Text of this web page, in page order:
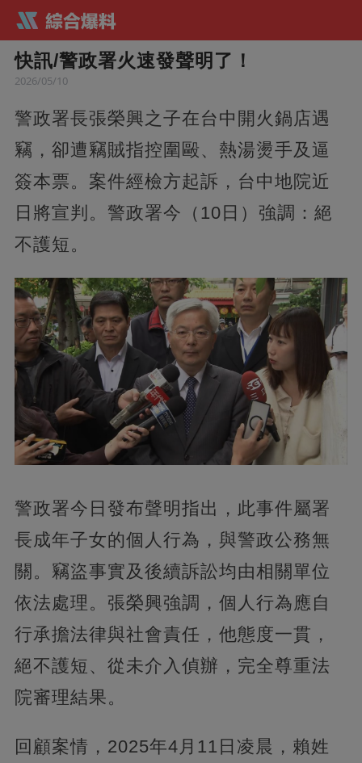
快訊/警政署火速發聲明了！
2026/05/10
警政署長張榮興之子在台中開火鍋店遇
竊，卻遭竊賊指控圍毆、熱湯燙手及逼
簽本票。案件經檢方起訴，台中地院近
日將宣判。警政署今（10日）強調：絕
不護短。
警政署今日發布聲明指出，此事件屬署
長成年子女的個人行為，與警政公務無
關。竊盜事實及後續訴訟均由相關單位
依法處理。張榮興強調，個人行為應自
行承擔法律與社會責任，他態度一貫，
絕不護短、從未介入偵辦，完全尊重法
院審理結果。
回顧案情，2025年4月11日凌晨，賴姓